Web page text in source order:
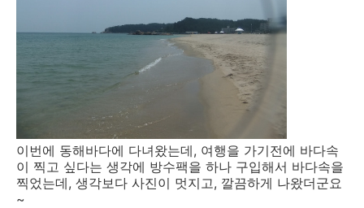
이번에 동해바다에 다녀왔는데, 여행을 가기전에 바다속
이 찍고 싶다는 생각에 방수팩을 하나 구입해서 바다속을
찍었는데, 생각보다 사진이 멋지고, 깔끔하게 나왔더군요
~